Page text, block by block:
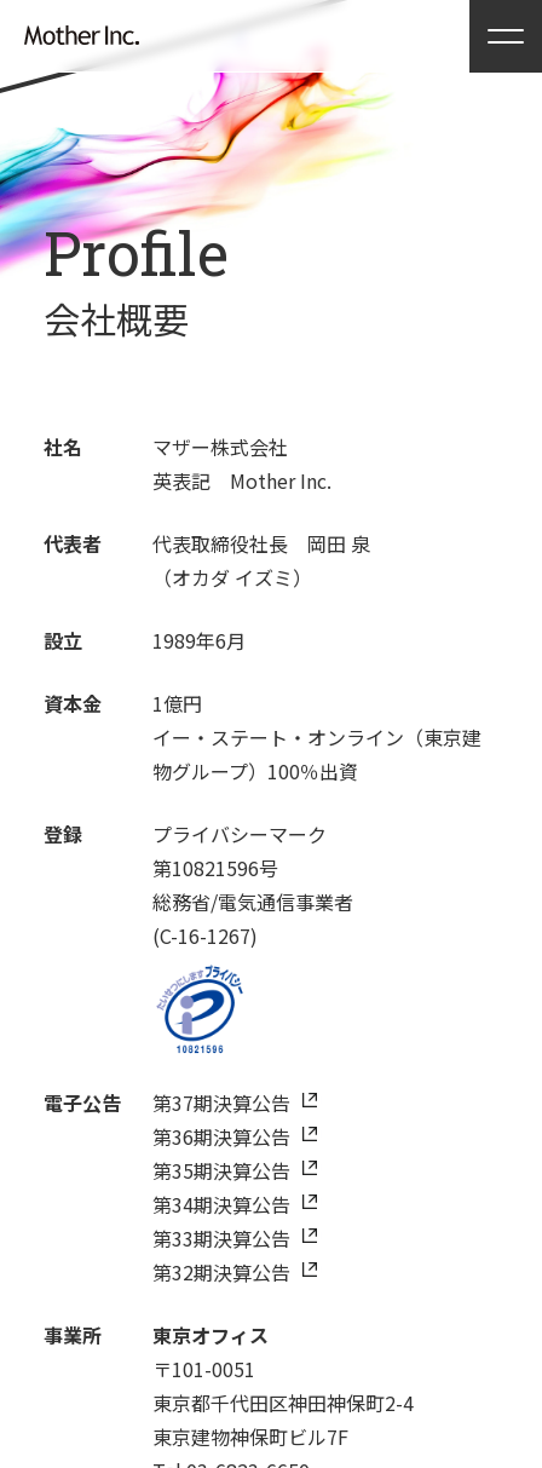
Profile
会社概要
社名
マザー株式会社
英表記
Mother Inc.
代表者 代表取締役社長
岡田 泉
（オカダ イズミ）
設立 1989年6月
資本金
1億円
イー・ステート・オンライン（東京建
物グループ）100％出資
登録
プライバシーマーク
第10821596号
総務省/電気通信事業者
(C-16-1267)
電子公告
第37期決算公告
第36期決算公告
第35期決算公告
第34期決算公告
第33期決算公告
第32期決算公告
事業所
東京オフィス
〒101-0051
東京都千代田区神田神保町2-4
東京建物神保町ビル7F